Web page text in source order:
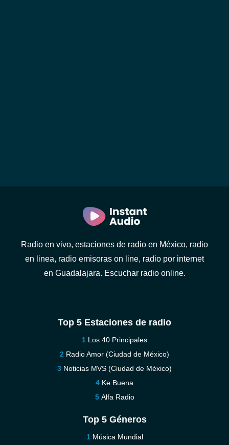
Radio en vivo, estaciones de radio en México, radio
en linea, radio emisoras on line, radio por internet
en Guadalajara. Escuchar radio online.
Top 5 Estaciones de radio
Los 40 Principales
Radio Amor (Ciudad de México)
Noticias MVS (Ciudad de México)
Ke Buena
Alfa Radio
Top 5 Géneros
Música Mundial